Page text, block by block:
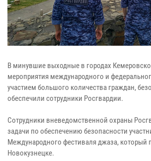
В минувшие выходные в городах
мероприятия международного и
участием большого количества граждан,
обеспечили сотрудники Росгвардии.
Сотрудники вневедомственной охраны
задачи по обеспечению безопасности
Международного фестиваля джаза, который
Новокузнецке.